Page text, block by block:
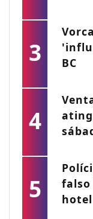
3
BC
4
5
falso
hotel